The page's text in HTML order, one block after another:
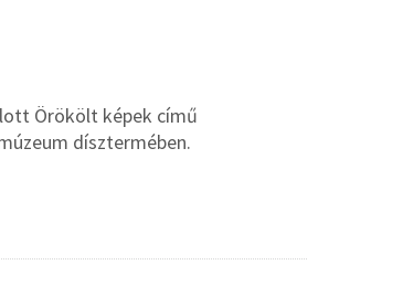
Örökölt képek című
dísztermében.